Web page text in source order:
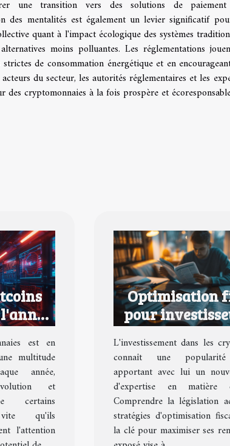
une transition vers des solutions de paiement
des mentalités est également un levier significatif
quant à l'impact écologique des systèmes
moins polluantes. Les réglementations
de consommation énergétique et en
du secteur, les autorités réglementaires et les
cryptomonnaies à la fois prospère et
est en
multitude
année,
et
certains
vite qu'ils
l'attention
Optimisation
pour
crypto-
législation
maximiser
L'investissement dans les
connaît une popularité
apportant avec lui un
d'expertise en matière
Comprendre la législation
stratégies d'optimisation
la clé pour maximiser ses